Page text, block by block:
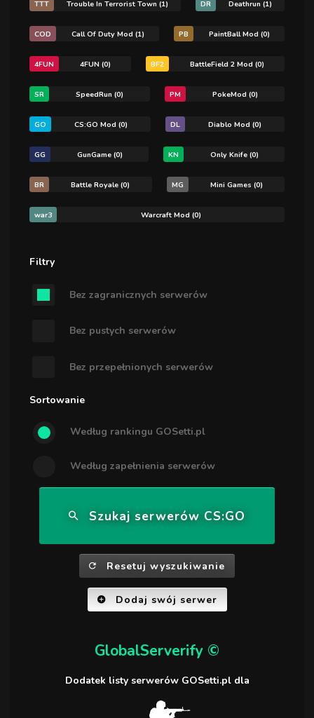
TTT Trouble In Terrorist Town (1) DR Deathrun (1)
COD Call Of Duty Mod (1) PB PaintBall Mod (0)
4FUN 4FUN (0) BF2 BattleField 2 Mod (0)
SR SpeedRun (0) PM PokeMod (0)
GO CS:GO Mod (0) DL Diablo Mod (0)
GG GunGame (0) KN Only Knife (0)
BR Battle Royale (0) MG Mini Games (0)
war3 Warcraft Mod (0)
Filtry
Bez zagranicznych serwerów
Bez pustych serwerów
Bez przepełnionych serwerów
Sortowanie
Według rankingu GOSetti.pl
Według zapełnienia serwerów
Szukaj serwerów CS:GO
Resetuj wyszukiwanie
Dodaj swój serwer
GlobalServerify ©
Dodatek listy serwerów GOSetti.pl dla